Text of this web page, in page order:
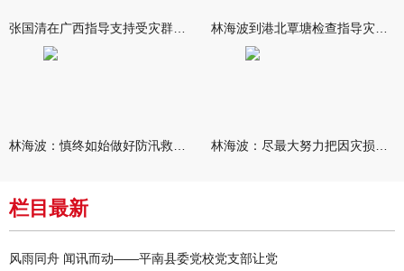
栏目最新
风雨同舟 闻讯而动——平南县委党校党支部让党